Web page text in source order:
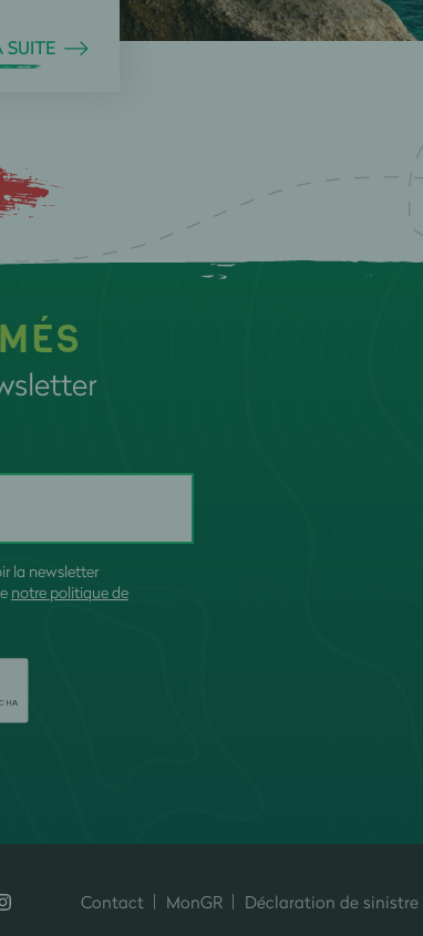
SUITE
la newsletter
notre politique de
Contact MonGR Déclaration de sinistre
Personnalisez vos préférences pour